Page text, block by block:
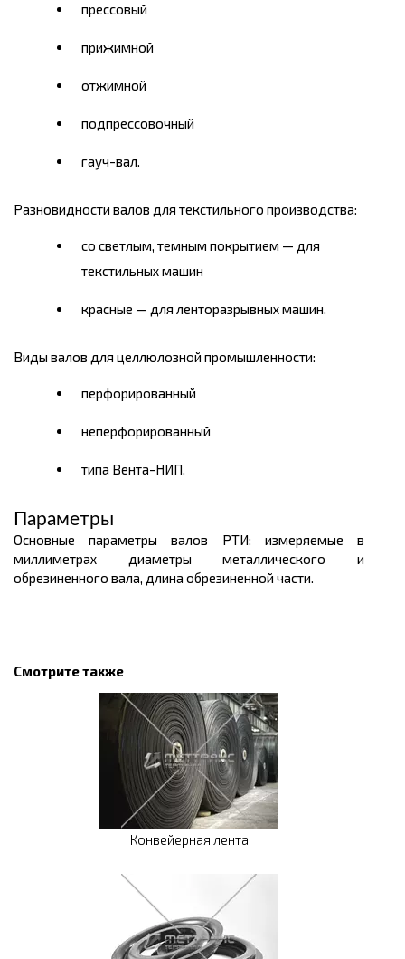
прессовый
прижимной
отжимной
подпрессовочный
гауч-вал.
Разновидности валов для текстильного производства:
со светлым, темным покрытием — для
текстильных машин
красные — для ленторазрывных машин.
Виды валов для целлюлозной промышленности:
перфорированный
неперфорированный
типа Вента-НИП.
Параметры
Основные параметры валов РТИ: измеряемые в
миллиметрах диаметры металлического и
обрезиненного вала, длина обрезиненной части.
Смотрите также
Конвейерная лента